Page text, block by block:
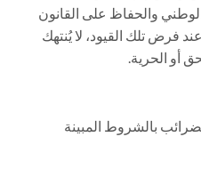
والحفاظ على القانون
فرض تلك القيود، لا يُنتهك
أو الحرية.
بالشروط المبينة